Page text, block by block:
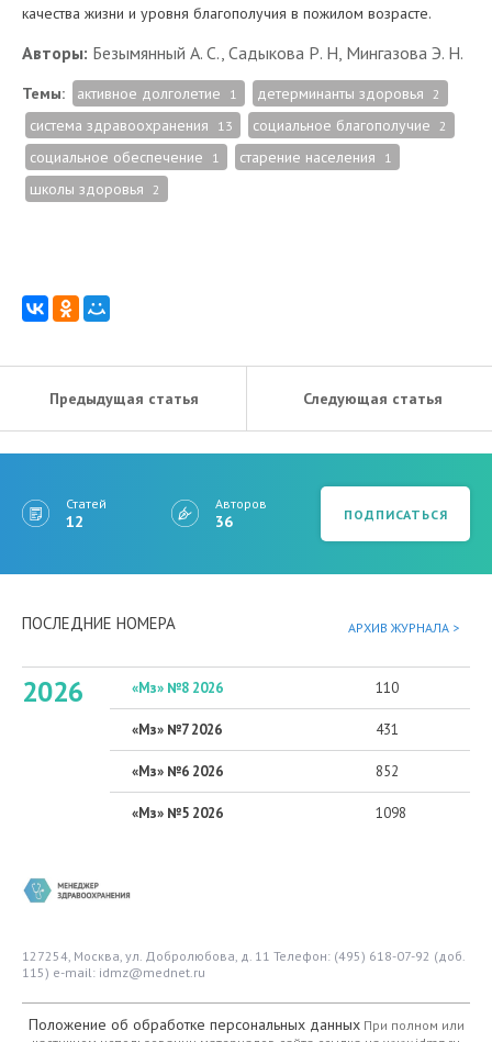
качества жизни и уровня благополучия в пожилом возрасте.
Авторы: Безымянный А. С., Садыкова Р. Н, Мингазова Э. Н.
Темы: активное долголетие 1 детерминанты здоровья 2
система здравоохранения 13 социальное благополучие 2
социальное обеспечение 1 старение населения 1
школы здоровья 2
Предыдущая статья Следующая статья
Статей
12
Авторов
36 ПОДПИСАТЬСЯ
ПОСЛЕДНИЕ НОМЕРА АРХИВ ЖУРНАЛА >
2026 «Мз» №8 2026 110
«Мз» №7 2026 431
«Мз» №6 2026 852
«Мз» №5 2026 1098
127254, Москва, ул. Добролюбова, д. 11 Телефон: (495) 618-07-92 (доб.
115) e-mail: idmz@mednet.ru
Положение об обработке персональных данныхПри полном или